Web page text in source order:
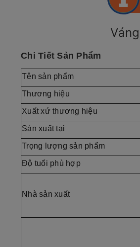
Váng sữa
Chi Tiết Sản Phẩm
Tên sản phẩm
Thương hiệu
Xuất xứ thương hiệu
Sản xuất tại
Trọng lượng sản phẩm
Độ tuổi phù hợp
Nhà sản xuất